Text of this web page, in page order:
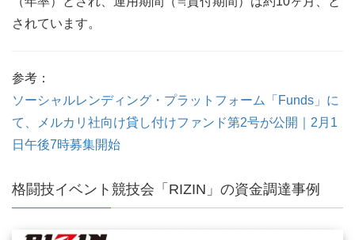
されています。
参考：
ソーシャルレンディング・プラットフォーム「Funds」に
て、メルカリ社向け貸し付けファンド第2号が公開｜2月1
日午後7時募集開始
格闘技イベント競技会「RIZIN」の資金調達事例